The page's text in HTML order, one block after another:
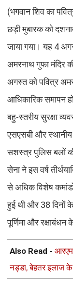
(भगवान शिव का
छड़ी मुबारक को
जाया गया। यह 4
अमरनाथ गुफा मंदिर
अगस्त को पवित्र
आधिकारिक समापन
बहु-स्तरीय सुरक्षा
एसएसबी और
सशस्त्र पुलिस बलों
सेना ने इस वर्ष
से अधिक विशेष
हुई थी और 38 दिनों
पूर्णिमा और
Also Read -
नड्डा, बेहतर इलाज के